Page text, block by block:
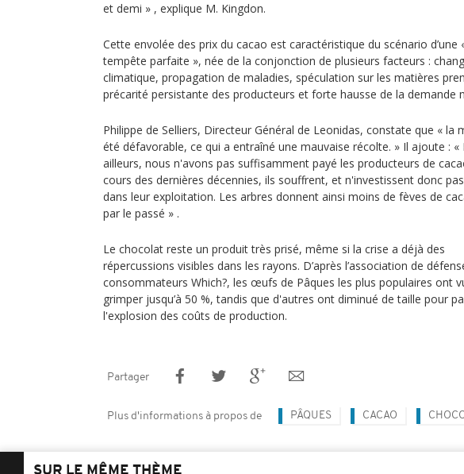
et demi » , explique M. Kingdon.
Cette envolée des prix du cacao est caractéristique du scénario d’une
tempête parfaite », née de la conjonction de plusieurs facteurs :
climatique, propagation de maladies, spéculation sur les matières
précarité persistante des producteurs et forte hausse de la demande
Philippe de Selliers, Directeur Général de Leonidas, constate que « la
été défavorable, ce qui a entraîné une mauvaise récolte. » Il ajoute : «
ailleurs, nous n'avons pas suffisamment payé les producteurs de
cours des dernières décennies, ils souffrent, et n'investissent donc
dans leur exploitation. Les arbres donnent ainsi moins de fèves de
par le passé » .
Le chocolat reste un produit très prisé, même si la crise a déjà des
répercussions visibles dans les rayons. D’après l’association de
consommateurs Which?, les œufs de Pâques les plus populaires ont
grimper jusqu’à 50 %, tandis que d'autres ont diminué de taille pour
l'explosion des coûts de production.
Partager
Plus d'informations à propos de PÂQUES CACAO